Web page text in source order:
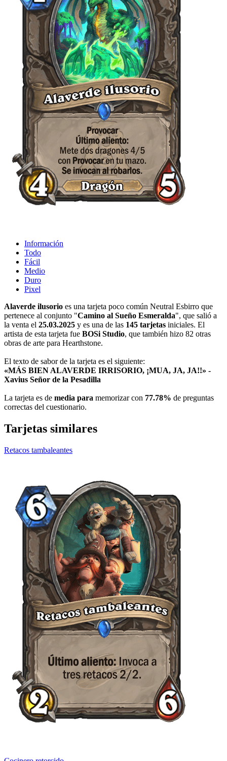
Información
Todo
Fácil
Medio
Duro
Pixel
Alaverde ilusorio es una tarjeta poco común Neutral Esbirro que
pertenece al conjunto "Camino al Sueño Esmeralda", que salió a
la venta el 25.03.2025 y es una de las 145 tarjetas iniciales. El
artista de esta tarjeta fue BOSi Studio, que también hizo 82 otras
obras de arte para Hearthstone.
El texto de sabor de la tarjeta es el siguiente:
«MÁS BIEN ALAVERDE IRRISORIO, ¡MUA, JA, JA!!» -
Xavius Señor de la Pesadilla
La tarjeta es de media para memorizar con 77.78% de preguntas
correctas del cuestionario.
Tarjetas similares
Retacos tambaleantes